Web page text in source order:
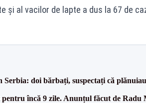
și al vacilor de lapte a dus la 67 de
Serbia: doi bărbați, suspectați că
pentru încă 9 zile. Anunțul făcut de Radu